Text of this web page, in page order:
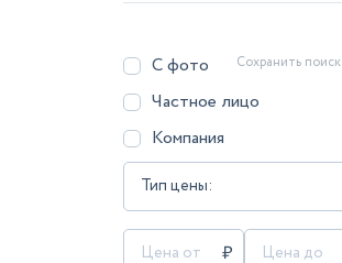
С фото
Частное лицо
Компания
Тип цены:
Сохранить поиск